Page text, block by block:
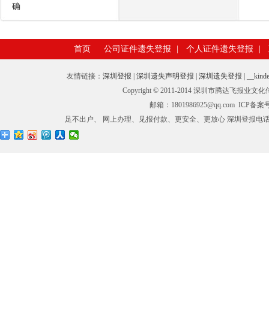
确
首页 公司证件遗失登报 个人证件遗失登报
友情链接： 深圳登报 深圳遗失声明登报 深圳遗失登报
Copyright © 2011-2014 深圳市腾达飞报业文
邮箱：1801986925@qq.com ICP备案
足不出户、 网上办理、见报付款、更安全、更放心 深圳登报电